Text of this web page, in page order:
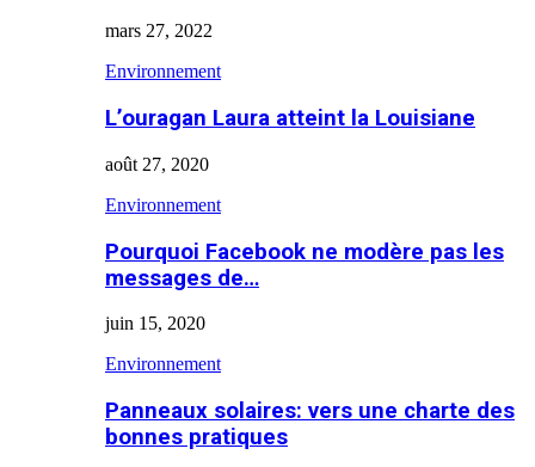
mars 27, 2022
Environnement
L’ouragan Laura atteint la Louisiane
août 27, 2020
Environnement
Pourquoi Facebook ne modère pas les
messages de…
juin 15, 2020
Environnement
Panneaux solaires: vers une charte des
bonnes pratiques